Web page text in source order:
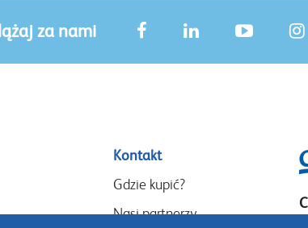
za nami
Kontakt
Gdzie kupić?
Nasi partnerzy